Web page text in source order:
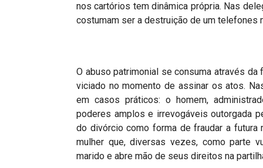
nos cartórios tem dinâmica própria. Nas
costumam ser a destruição de um
O abuso patrimonial se consuma através
viciado no momento de assinar os atos.
em casos práticos: o homem,
poderes amplos e irrevogáveis outorgada
do divórcio como forma de fraudar a futura
mulher que, diversas vezes, como parte
marido e abre mão de seus direitos na